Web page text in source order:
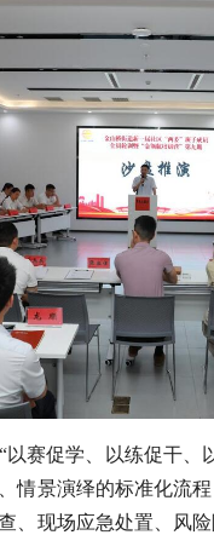
赛促学、以练促干
情景演绎的标准化流
、现场应急处置、风